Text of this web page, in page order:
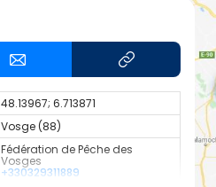
48.13967; 6.713871
Vosge (88)
Fédération de Pêche des
Vosges
+330329311889